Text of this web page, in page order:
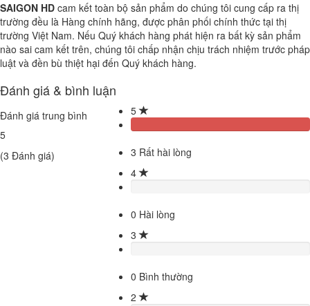
SAIGON HD cam kết toàn bộ sản phẩm do chúng tôi cung cấp ra thị
trường đều là Hàng chính hãng, được phân phối chính thức tại thị
trường Việt Nam. Nếu Quý khách hàng phát hiện ra bất kỳ sản phẩm
nào sai cam kết trên, chúng tôi chấp nhận chịu trách nhiệm trước pháp
luật và đền bù thiệt hại đến Quý khách hàng.
Đánh giá & bình luận
Đánh giá trung bình
5
(3 Đánh giá)
5
3 Rất hài lòng
4
0 Hài lòng
3
0 Bình thường
2